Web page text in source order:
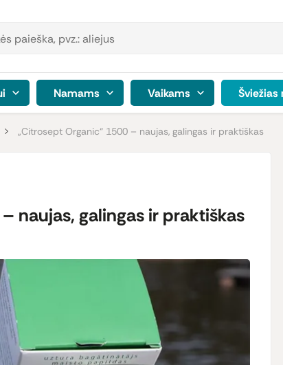
Namams Vaikams Šviežias
„Citrosept Organic“ 1500 – naujas, galingas ir praktiškas
naujas, galingas ir praktiškas